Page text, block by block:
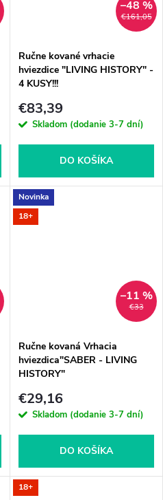
€161,05
–48 %
Ručne kované vrhacie
hviezdice "LIVING HISTORY" -
4 KUSY!!!
€83,39
Skladom (dodanie 3-7 dní)
DO KOŠÍKA
Novinka
18+
€33
–11 %
Ručne kovaná Vrhacia
hviezdica"SABER - LIVING
HISTORY"
€29,16
Skladom (dodanie 3-7 dní)
DO KOŠÍKA
18+